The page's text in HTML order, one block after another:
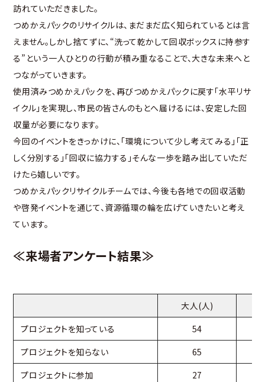
訪れていただきました。
つめかえパックのリサイクルは、まだまだ広く知られているとは言
えません。しかし捨てずに、“洗って乾かして回収ボックスに持参す
る”という一人ひとりの行動が積み重なることで、大きな未来へと
つながっていきます。
使用済みつめかえパックを、再びつめかえパックに戻す「水平リサ
イクル」を実現し、市民の皆さんのもとへ届けるには、安定した回
収量が必要になります。
今回のイベントをきっかけに、「環境について少し考えてみる」「正
しく分別する」「回収に協力する」そんな一歩を踏み出していただ
けたら嬉しいです。
つめかえパックリサイクルチームでは、今後も各地での回収活動
や啓発イベントを通じて、資源循環の輪を広げていきたいと考え
ています。
≪来場者アンケート結果≫
大人(人)
プロジェクトを知っている
54
プロジェクトを知らない
65
プロジェクトに参加
27